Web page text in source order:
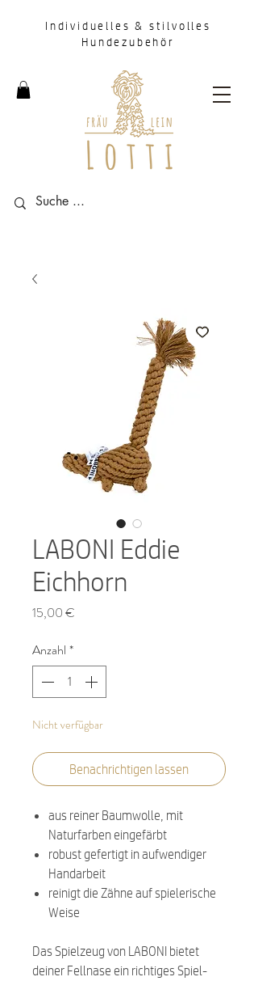
Individuelles & stilvolles
Hundezubehör
LABONI Eddie
Eichhorn
15,00 €
Anzahl *
Nicht verfügbar
Benachrichtigen lassen
aus reiner Baumwolle, mit
Naturfarben eingefärbt
robust gefertigt in aufwendiger
Handarbeit
reinigt die Zähne auf spielerische
Weise
Das Spielzeug von LABONI bietet
deiner Fellnase ein richtiges Spiel-